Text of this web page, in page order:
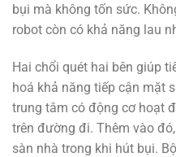
bụi mà không tốn sức.
robot còn có khả năng lau
Hai chổi quét hai bên giúp
hoá khả năng tiếp cận mặt
trung tâm có động cơ hoạt
trên đường đi. Thêm vào
sàn nhà trong khi hút bụi.